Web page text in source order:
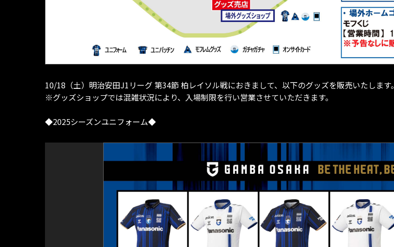
10/18（土）明治安田J1リーグ 第34節 柏レイソル戦におきまして、以下のグッズを販売いたします。
※グッズショップでは混雑状況により、入場制限を行い営業させていただきます。
◆2025シーズンユニフォーム◆